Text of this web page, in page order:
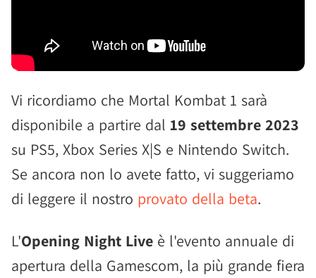
Vi ricordiamo che Mortal Kombat 1 sarà
disponibile a partire dal 19 settembre 2023
su PS5, Xbox Series X|S e Nintendo Switch.
Se ancora non lo avete fatto, vi suggeriamo
di leggere il nostro provato della beta.
L'Opening Night Live è l'evento annuale di
apertura della Gamescom, la più grande fiera